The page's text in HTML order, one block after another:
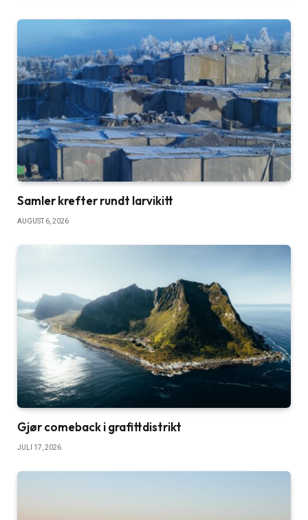
Samler krefter rundt larvikitt
AUGUST 6, 2026
Gjør comeback i grafittdistrikt
JULI 17, 2026